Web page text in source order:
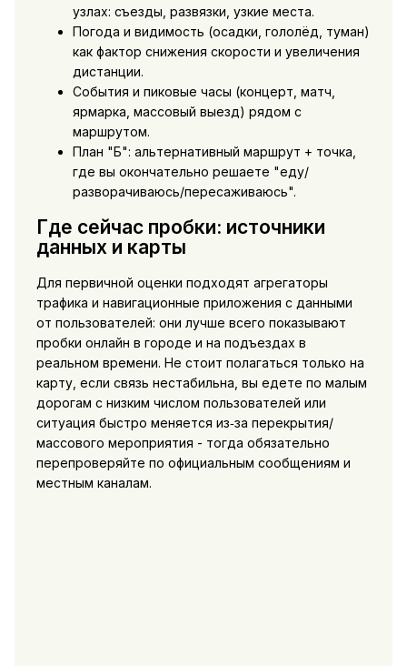
узлах: съезды, развязки, узкие места.
Погода и видимость (осадки, гололёд, туман)
как фактор снижения скорости и увеличения
дистанции.
События и пиковые часы (концерт, матч,
ярмарка, массовый выезд) рядом с
маршрутом.
План "Б": альтернативный маршрут + точка,
где вы окончательно решаете "еду/
разворачиваюсь/пересаживаюсь".
Где сейчас пробки: источники
данных и карты
Для первичной оценки подходят агрегаторы
трафика и навигационные приложения с данными
от пользователей: они лучше всего показывают
пробки онлайн в городе и на подъездах в
реальном времени. Не стоит полагаться только на
карту, если связь нестабильна, вы едете по малым
дорогам с низким числом пользователей или
ситуация быстро меняется из‑за перекрытия/
массового мероприятия - тогда обязательно
перепроверяйте по официальным сообщениям и
местным каналам.